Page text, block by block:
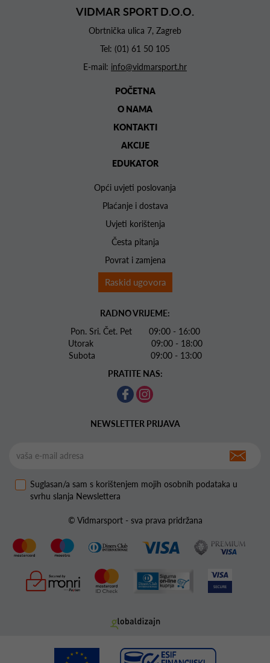
VIDMAR SPORT D.O.O.
Obrtnička ulica 7, Zagreb
Tel: (01) 61 50 105
E-mail: info@vidmarsport.hr
POČETNA
O NAMA
KONTAKTI
AKCIJE
EDUKATOR
Opći uvjeti poslovanja
Plaćanje i dostava
Uvjeti korištenja
Česta pitanja
Povrat i zamjena
Raskid ugovora
RADNO VRIJEME:
Pon. Sri. Čet. Pet 09:00 - 16:00
Utorak 09:00 - 18:00
Subota 09:00 - 13:00
PRATITE NAS:
NEWSLETTER PRIJAVA
Suglasan/a sam s korištenjem mojih osobnih podataka u
svrhu slanja Newslettera
© Vidmarsport - sva prava pridržana